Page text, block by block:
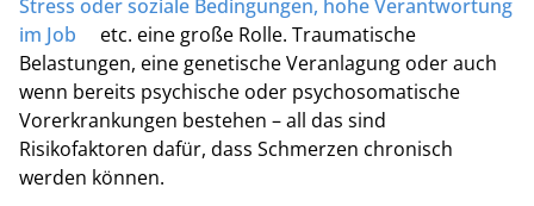
Stress oder soziale Bedingungen, hohe Verantwortung
im Job
etc. eine große Rolle. Traumatische
Belastungen, eine genetische Veranlagung oder auch
wenn bereits psychische oder psychosomatische
Vorerkrankungen bestehen – all das sind
Risikofaktoren dafür, dass Schmerzen chronisch
werden können.